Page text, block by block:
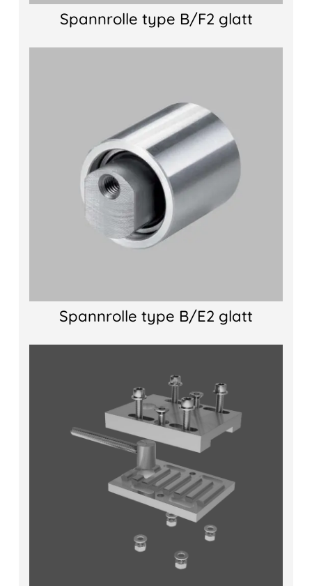
Spannrolle type B/F2 glatt
Spannrolle type B/E2 glatt